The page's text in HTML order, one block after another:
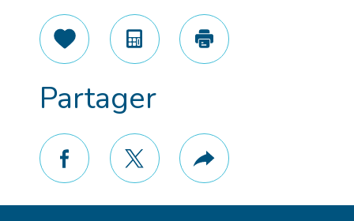
SélectionnerCalculatriceImprimer
Partager
facebooktwitter Plus
de
partage